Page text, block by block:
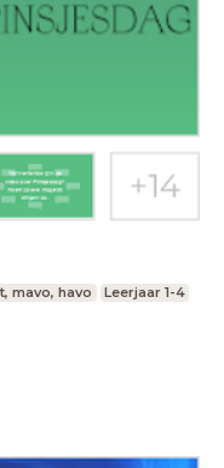
mavo, havo Leerjaar 1-4